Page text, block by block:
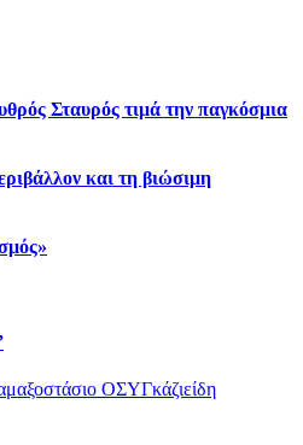
Σταυρός τιμά την παγκόσμια
και τη βιώσιμη
ΟΣΥΓκάζιείδη